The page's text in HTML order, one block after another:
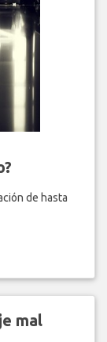
de hasta
mal